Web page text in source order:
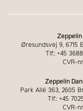
Øresundsvej 9, 6715
Tlf.: +45
CVR-
Zeppelin
Park Allé 363, 2605
Tlf.: +45 7025
CVR-